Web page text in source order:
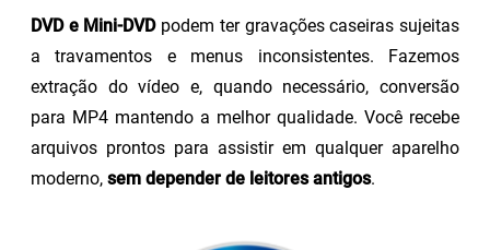
DVD e Mini-DVDpodem ter gravações caseiras sujeitas
a travamentos e menus inconsistentes. Fazemos
extração do vídeo e, quando necessário, conversão
para MP4 mantendo a melhor qualidade. Você recebe
arquivos prontos para assistir em qualquer aparelho
moderno, sem depender de leitores antigos.